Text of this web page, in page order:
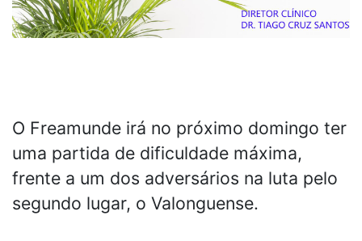
O Freamunde irá no próximo domingo ter
uma partida de dificuldade máxima,
frente a um dos adversários na luta pelo
segundo lugar, o Valonguense.